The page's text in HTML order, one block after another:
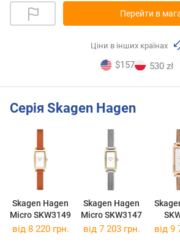
Перейти в
Ціни в інших країнах
$157 530 zł
Серія Skagen Hagen
Skagen Hagen
Micro SKW3149
Skagen Hagen
Micro SKW3147
від 8 220 грн. від 7 203 грн. від 9